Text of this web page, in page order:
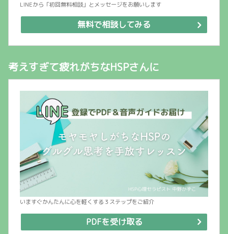
LINEから「初回無料相談」とメッセージをお願いします
無料で相談してみる
考えすぎて疲れがちなHSPさんに
いますぐかんたんに心を軽くする３ステップをご紹介
PDFを受け取る